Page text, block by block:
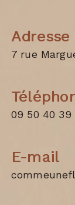
Adresse
7 rue
09 50 40 39
E-mail